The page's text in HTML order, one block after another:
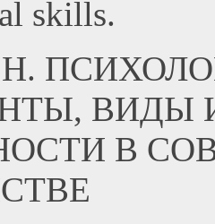
skills.
ВИДЫ
В